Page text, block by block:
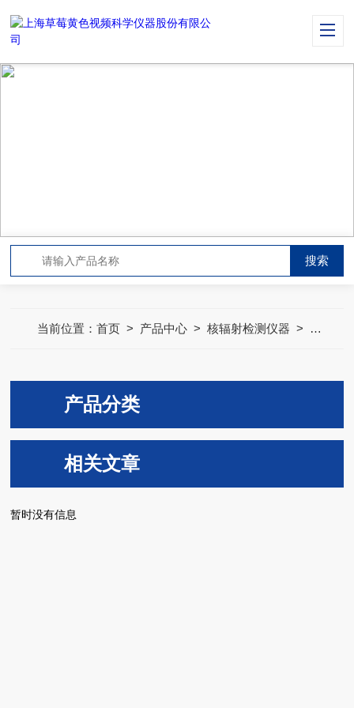
当前位置：首页 > 产品中心 >核辐射检测仪器 > 核辐射
产品分类
相关文章
暂时没有信息